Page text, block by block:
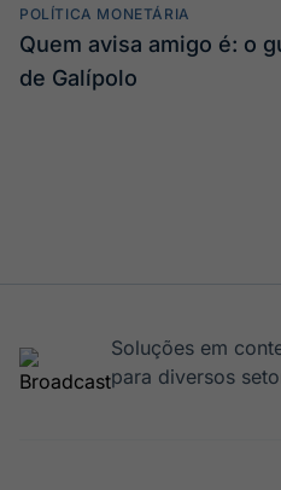
POLÍTICA MONETÁRIA
Quem avisa amigo é: o
de Galípolo
Soluções em
para diversos